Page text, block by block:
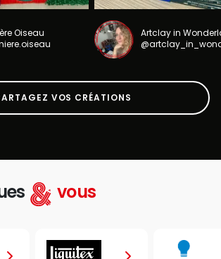
Oiseau
Artclay in
VOS CRÉATIONS
vous